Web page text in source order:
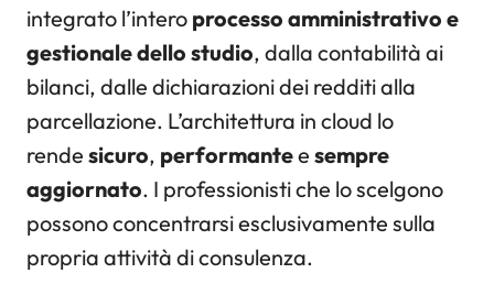
integrato l’intero processo amministrativo e
gestionale dello studio, dalla contabilità ai
bilanci, dalle dichiarazioni dei redditi alla
parcellazione. L’architettura in cloud lo
rende sicuro, performantee sempre
aggiornato. I professionisti che lo scelgono
possono concentrarsi esclusivamente sulla
propria attività di consulenza.